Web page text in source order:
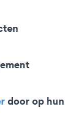
door op hun